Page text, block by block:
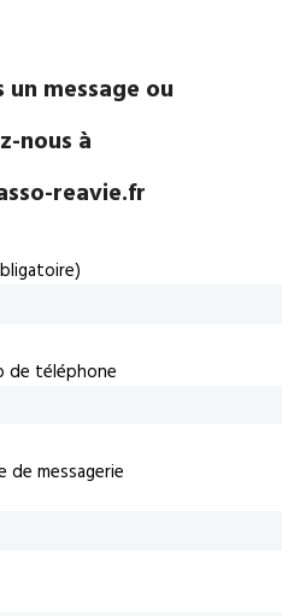
message ou
nous à
reavie.fr
de téléphone
de messagerie